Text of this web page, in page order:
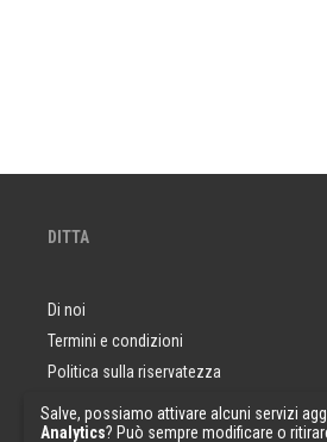
DITTA
Di noi
Termini e condizioni
Politica sulla riservatezza
Domande e risposte
Campioni di carta da parati
Salve, possiamo attivare alcuni servizi
Analytics? Può sempre modificare o